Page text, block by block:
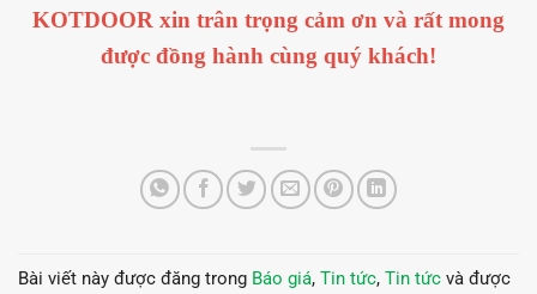
KOTDOOR xin trân trọng cảm ơn và rất mong
được đồng hành cùng quý khách!
Bài viết này được đăng trong Báo giá, Tin tức, Tin tức và được